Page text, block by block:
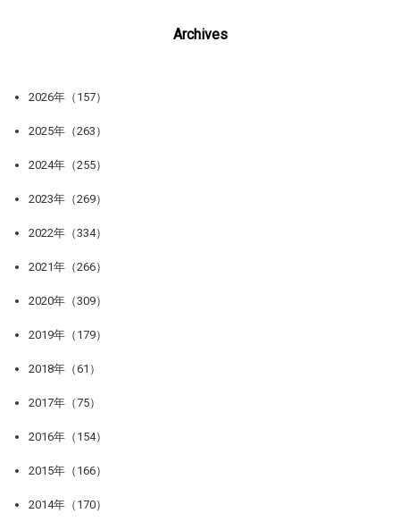
Archives
2026年（157）
2025年（263）
2024年（255）
2023年（269）
2022年（334）
2021年（266）
2020年（309）
2019年（179）
2018年（61）
2017年（75）
2016年（154）
2015年（166）
2014年（170）